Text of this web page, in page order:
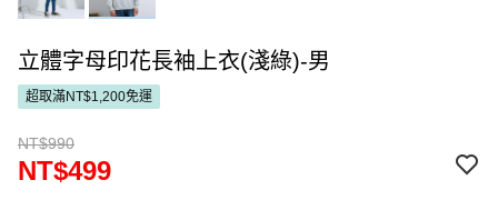
立體字母印花長袖上衣(淺綠)-男
超取滿NT$1,200免運
NT$990
NT$499